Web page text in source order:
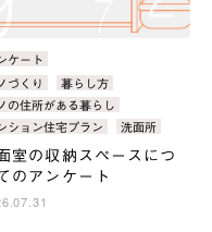
ケート
づくり
暮らし方
の住所がある暮らし
ション住宅プラン
洗面所
室の収納スペースにつ
のアンケート